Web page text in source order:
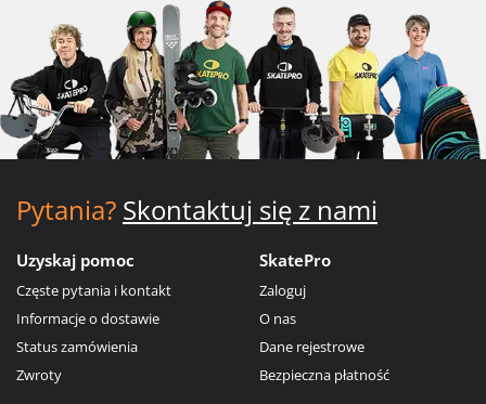
Pytania? Skontaktuj się z nami
Uzyskaj pomoc
Częste pytania i kontakt
Informacje o dostawie
Status zamówienia
Zwroty
SkatePro
Zaloguj
O nas
Dane rejestrowe
Bezpieczna płatność